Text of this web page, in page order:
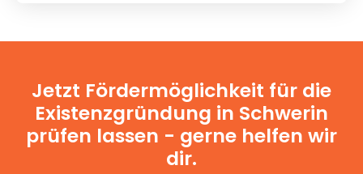
Jetzt Fördermöglichkeit für die
Existenzgründung in Schwerin
prüfen lassen - gerne helfen wir
dir.